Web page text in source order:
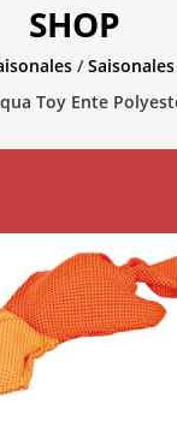
SHOP
/Saisonales
Toy Ente